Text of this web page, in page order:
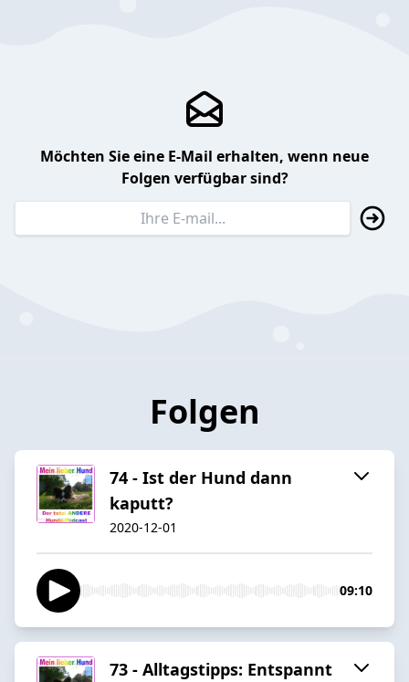
Möchten Sie eine E-Mail erhalten, wenn neue
Folgen verfügbar sind?
Folgen
74 - Ist der Hund dann
kaputt?
2020-12-01
09:10
73 - Alltagstipps: Entspannt